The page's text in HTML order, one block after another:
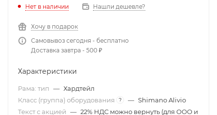
Нет в наличии Нашли дешевле?
Хочу в подарок
Самовывоз сегодня - бесплатно
Доставка завтра - 500 ₽
Характеристики
Рама: тип — Хардтейл
Класс (группа) оборудования
? — Shimano Alivio
Текст с акцией — 22% НДС можно вернуть (для ООО и